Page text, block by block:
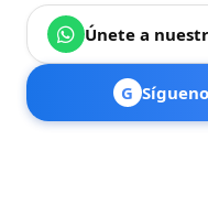
Únete a
G